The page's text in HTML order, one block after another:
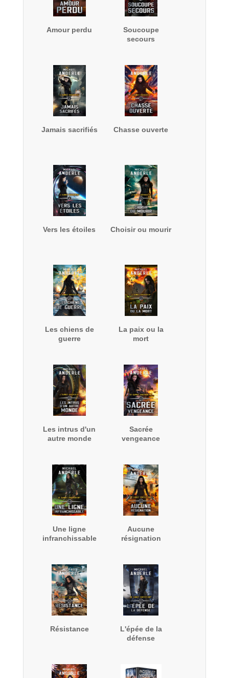
Amour perdu
Soucoupe
secours
Jamais sacrifiés Chasse ouverte
Vers les étoiles Choisir ou mourir
Les chiens de
guerre
La paix ou la
mort
Les intrus d'un
autre monde
Sacrée
vengeance
Une ligne
infranchissable
Aucune
résignation
Résistance
L'épée de la
défense